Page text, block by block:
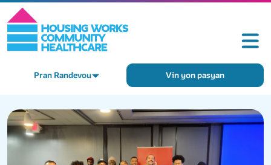
Pran Randevou Vin yon pasyan